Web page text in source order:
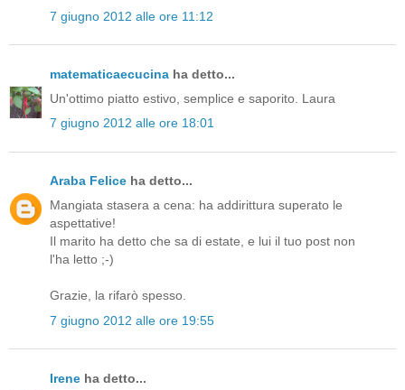
7 giugno 2012 alle ore 11:12
matematicaecucina ha detto...
Un'ottimo piatto estivo, semplice e saporito. Laura
7 giugno 2012 alle ore 18:01
Araba Felice ha detto...
Mangiata stasera a cena: ha addirittura superato le
aspettative!
Il marito ha detto che sa di estate, e lui il tuo post non
l'ha letto ;-)
Grazie, la rifarò spesso.
7 giugno 2012 alle ore 19:55
Irene ha detto...